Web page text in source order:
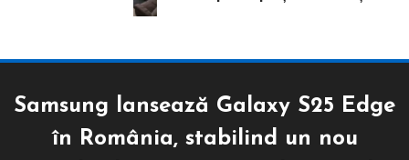
Samsung lansează Galaxy S25 Edge
în România, stabilind un nou